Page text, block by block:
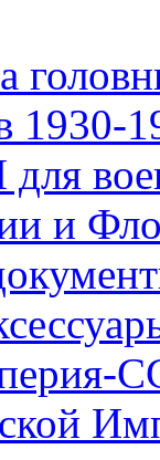
1930-
и